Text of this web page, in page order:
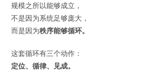
规模之所以能够成立，
不是因为系统足够庞大，
而是因为秩序能够循环。
这套循环有三个动作：
定位、循律、见成。